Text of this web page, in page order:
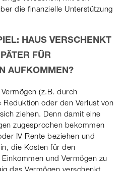
die finanzielle Unterstützung
HAUS VERSCHENKT
FÜR
AUFKOMMEN?
(z.B. durch
oder den Verlust von
ziehen. Denn damit eine
zugesprochen bekommen
IV Rente beziehen und
die Kosten für den
und Vermögen zu
das Vermögen verschenkt